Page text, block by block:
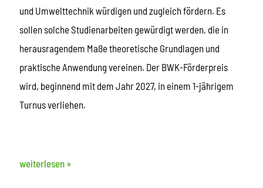
und Umwelttechnik würdigen und zugleich fördern. Es
sollen solche Studienarbeiten gewürdigt werden, die in
herausragendem Maße theoretische Grundlagen und
praktische Anwendung vereinen. Der BWK-Förderpreis
wird, beginnend mit dem Jahr 2027, in einem 1-jährigem
Turnus verliehen.
weiterlesen »